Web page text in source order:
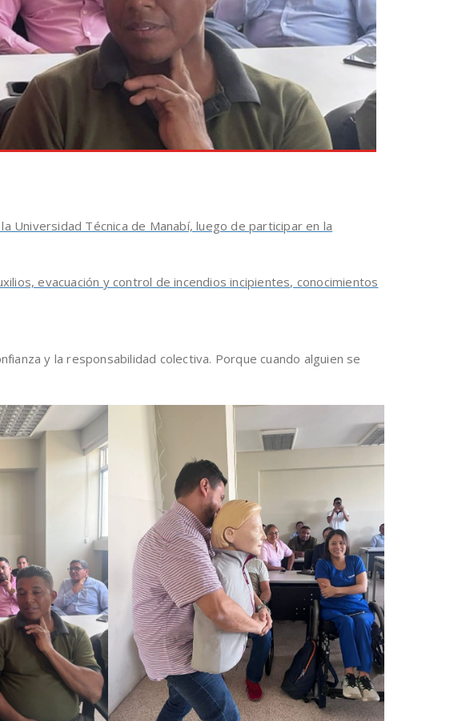
Universidad Técnica de Manabí, luego de participar en la
evacuación y control de incendios incipientes, conocimientos
y la responsabilidad colectiva. Porque cuando alguien se